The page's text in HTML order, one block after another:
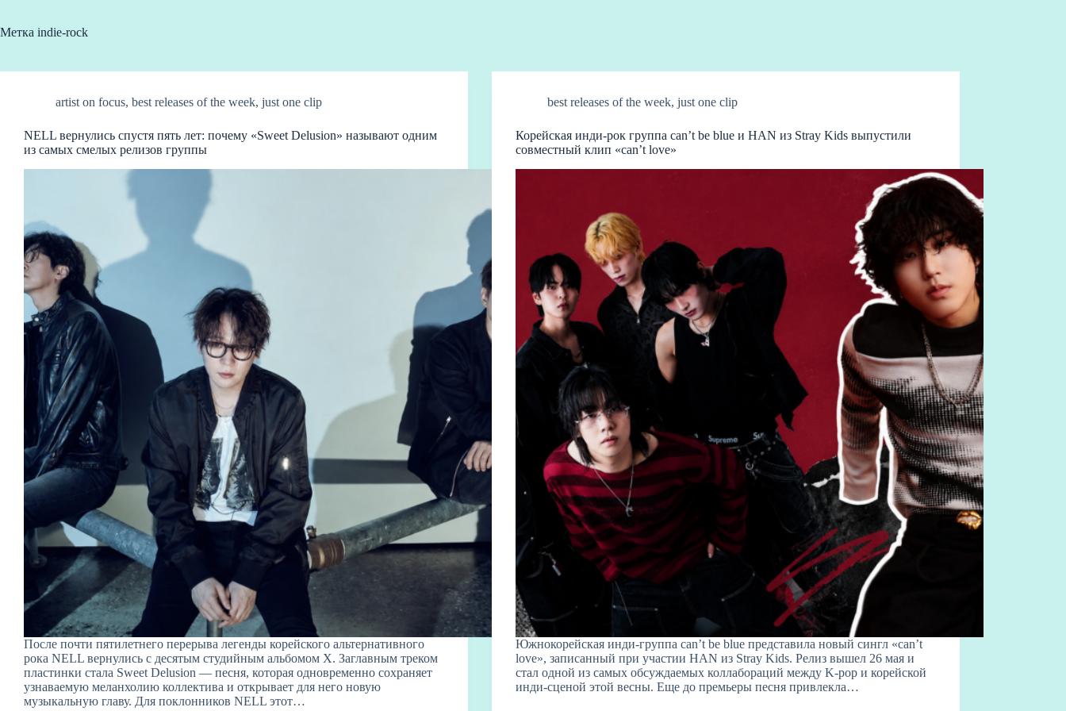
Метка indie-rock
artist on focus, best releases of the week, just one clip
NELL вернулись спустя пять лет: почему «Sweet Delusion» называют одним
из самых смелых релизов группы
После почти пятилетнего перерыва легенды корейского альтернативного
рока NELL вернулись с десятым студийным альбомом X. Заглавным треком
пластинки стала Sweet Delusion — песня, которая одновременно сохраняет
узнаваемую меланхолию коллектива и открывает для него новую
музыкальную главу. Для поклонников NELL этот…
best releases of the week, just one clip
Корейская инди-рок группа can’t be blue и HAN из Stray Kids выпустили
совместный клип «can’t love»
Южнокорейская инди-группа can’t be blue представила новый сингл «can’t
love», записанный при участии HAN из Stray Kids. Релиз вышел 26 мая и
стал одной из самых обсуждаемых коллабораций между K-pop и корейской
инди-сценой этой весны. Еще до премьеры песня привлекла…